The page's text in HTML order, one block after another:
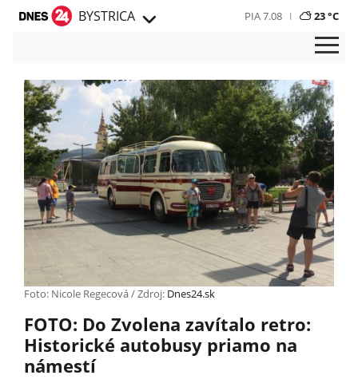
BYSTRICA PIA 7.08 23 °C
Foto: Nicole Regecová / Zdroj: Dnes24.sk
FOTO: Do Zvolena zavítalo retro:
Historické autobusy priamo na
námestí